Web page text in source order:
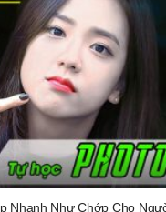
Nhanh Như Chớp Cho